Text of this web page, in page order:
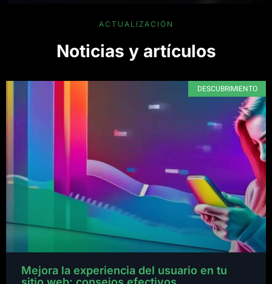
ACTUALIZACIÓN
Noticias y artículos
DESCUBRIMIENTO
Mejora la experiencia del usuario en tu